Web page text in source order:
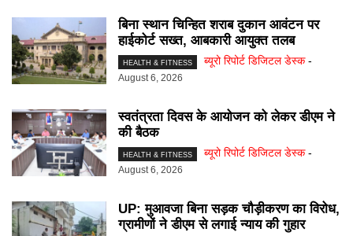
बिना स्थान चिन्हित शराब दुकान आवंटन पर
हाईकोर्ट सख्त, आबकारी आयुक्त तलब
HEALTH & FITNESS ब्यूरो रिपोर्ट डिजिटल डेस्क -
August 6, 2026
स्वतंत्रता दिवस के आयोजन को लेकर डीएम ने
की बैठक
HEALTH & FITNESS ब्यूरो रिपोर्ट डिजिटल डेस्क -
August 6, 2026
UP: मुआवजा बिना सड़क चौड़ीकरण का विरोध,
ग्रामीणों ने डीएम से लगाई न्याय की गुहार